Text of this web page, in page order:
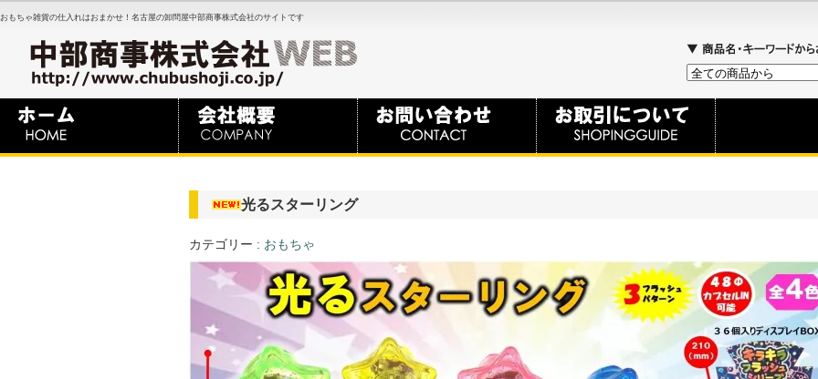
おもちゃ雑貨の仕入れはおまかせ！名古屋の卸問屋中部商事株式会社のサイトです
光るスターリング
カテゴリー : おもちゃ